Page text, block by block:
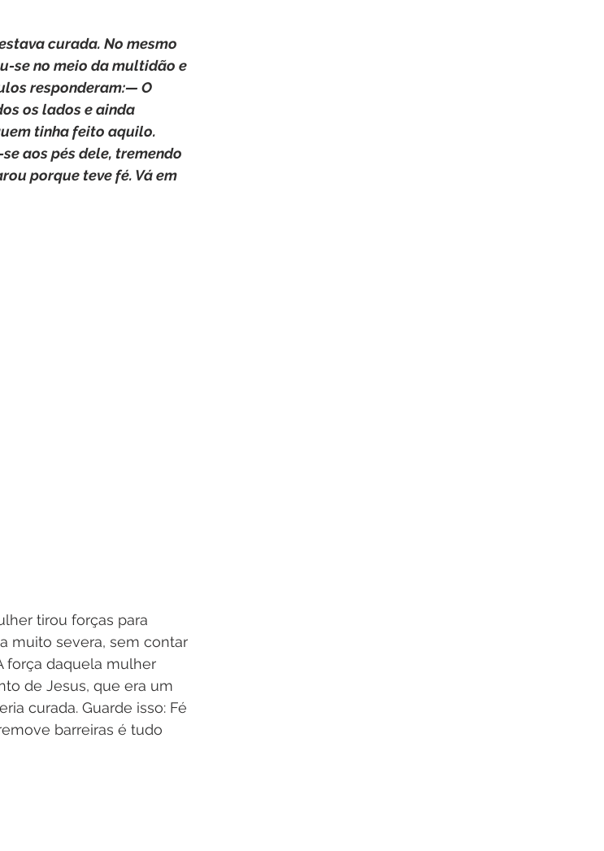
curada. No mesmo
se no meio da multidão e
responderam:— O
os lados e ainda
tinha feito aquilo.
aos pés dele, tremendo
porque teve fé. Vá em
tirou forças para
muito severa, sem contar
força daquela mulher
de Jesus, que era um
curada. Guarde isso: Fé
barreiras é tudo